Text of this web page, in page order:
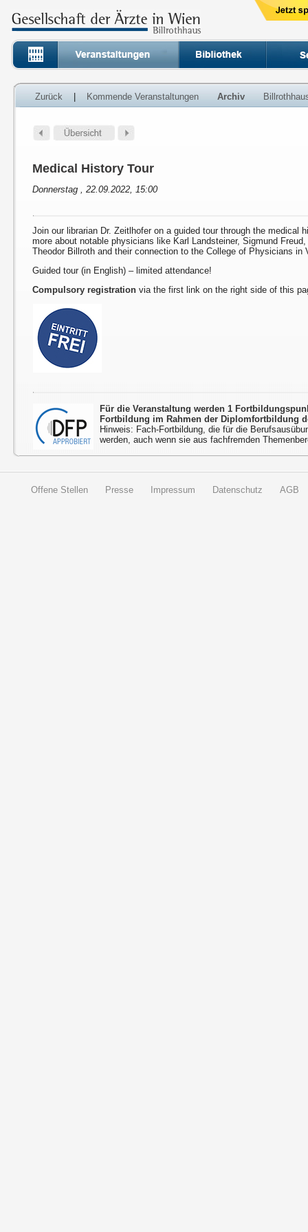
Zurück Kommende Veranstaltungen Archiv
Medical History Tour
Donnerstag , 22.09.2022, 15:00
Join our librarian Dr. Zeitlhofer on a guided tour through the medical
more about notable physicians like Karl Landsteiner, Sigmund
Theodor Billroth and their connection to the College of Physicians in
Guided tour (in English) – limited attendance!
Compulsory registration via the first link on the right side of this
Für die Veranstaltung werden 1
Fortbildung im Rahmen der Diplomfortbildung
Hinweis: Fach-Fortbildung, die für die
werden, auch wenn sie aus fachfremden
Offene Stellen Presse Impressum Datenschutz AGB